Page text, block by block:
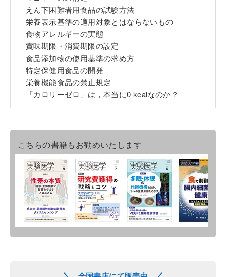
えん下困難者用食品の試験方法
栄養表示基準の適用対象とはならないもの
食物アレルギーの実態
賞味期限・消費期限の設定
食品添加物の使用基準の求め方
特定保健用食品の開発
栄養機能食品の禁止規定
「カロリーゼロ」は，本当に0 kcalなのか？
こちらの書籍もお勧めいたします